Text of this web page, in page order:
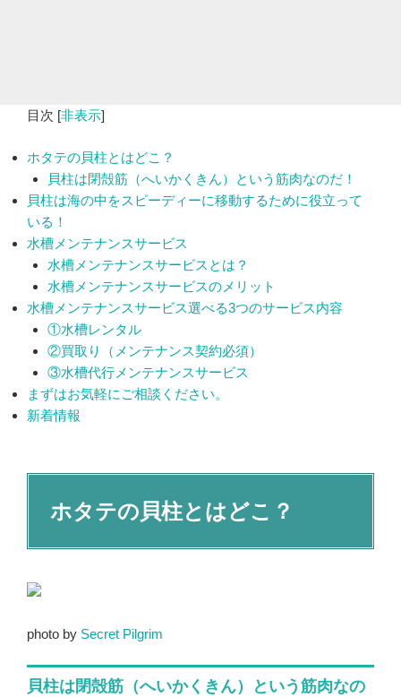
目次 [非表示]
ホタテの貝柱とはどこ？
貝柱は閉殻筋（へいかくきん）という筋肉なのだ！
貝柱は海の中をスピーディーに移動するために役立って
いる！
水槽メンテナンスサービス
水槽メンテナンスサービスとは？
水槽メンテナンスサービスのメリット
水槽メンテナンスサービス選べる3つのサービス内容
①水槽レンタル
②買取り（メンテナンス契約必須）
③水槽代行メンテナンスサービス
まずはお気軽にご相談ください。
新着情報
ホタテの貝柱とはどこ？
photo by Secret Pilgrim
貝柱は閉殻筋（へいかくきん）という筋肉なの